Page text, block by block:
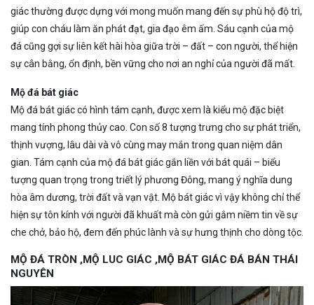
giác thường được dựng với mong muốn mang đến sự phù hộ độ trì,
giúp con cháu làm ăn phát đạt, gia đạo êm ấm. Sáu cạnh của mộ
đá cũng gợi sự liên kết hài hòa giữa trời – đất – con người, thể hiện
sự cân bằng, ổn định, bền vững cho nơi an nghỉ của người đã mất.
Mộ đá bát giác
Mộ đá bát giác có hình tám cạnh, được xem là kiểu mộ đặc biệt
mang tính phong thủy cao. Con số 8 tượng trưng cho sự phát triển,
thịnh vượng, lâu dài và vô cùng may mắn trong quan niệm dân
gian. Tám cạnh của mộ đá bát giác gắn liền với bát quái – biểu
tượng quan trọng trong triết lý phương Đông, mang ý nghĩa dung
hòa âm dương, trời đất và vạn vật. Mộ bát giác vì vậy không chỉ thể
hiện sự tôn kính với người đã khuất mà còn gửi gắm niềm tin về sự
che chở, bảo hộ, đem đến phúc lành và sự hưng thịnh cho dòng tộc.
MỘ ĐÁ TRÒN ,MỘ LUC GIÁC ,MỘ BÁT GIÁC ĐÁ BÁN THÁI
NGUYÊN